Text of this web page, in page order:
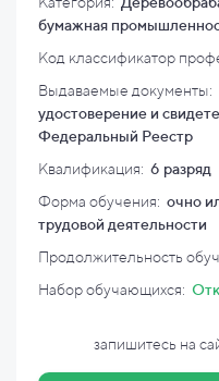
бумажная
Код классификатор
Выдаваемые документы:
удостоверение и
Федеральный Реестр
Квалификация: 6 разряд
Форма обучения: очно
трудовой деятельности
Продолжительность
Набор обучающихся:
запишитесь на